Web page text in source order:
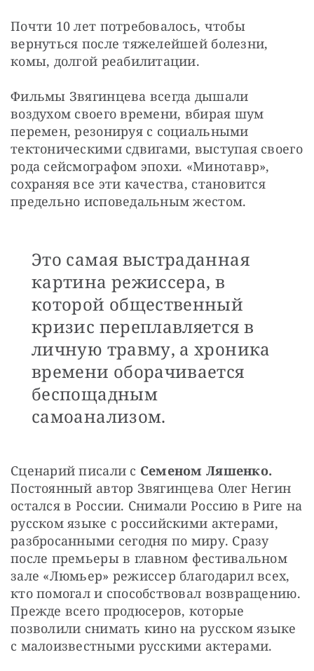
Почти 10 лет потребовалось, чтобы
вернуться после тяжелейшей болезни,
комы, долгой реабилитации.
Фильмы Звягинцева всегда дышали
воздухом своего времени, вбирая шум
перемен, резонируя с социальными
тектоническими сдвигами, выступая своего
рода сейсмографом эпохи. «Минотавр»,
сохраняя все эти качества, становится
предельно исповедальным жестом.
Это самая выстраданная
картина режиссера, в
которой общественный
кризис переплавляется в
личную травму, а хроника
времени оборачивается
беспощадным
самоанализом.
Сценарий писали с
Постоянный автор Звягинцева Олег Негин
остался в России. Снимали Россию в Риге на
русском языке с российскими актерами,
разбросанными сегодня по миру. Сразу
после премьеры в главном фестивальном
зале «Люмьер» режиссер благодарил всех,
кто помогал и способствовал возвращению.
Прежде всего продюсеров, которые
позволили снимать кино на русском языке
с малоизвестными русскими актерами.